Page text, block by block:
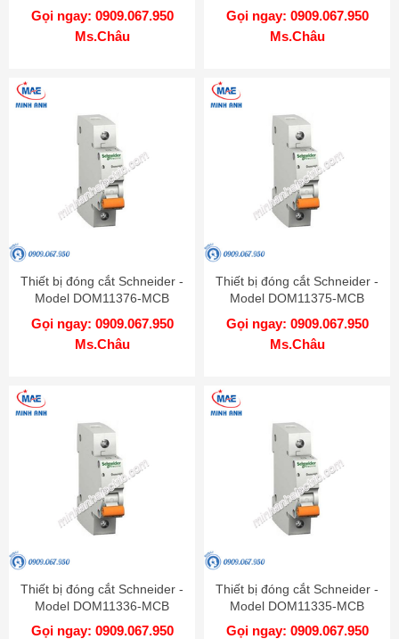
Gọi ngay: 0909.067.950
Ms.Châu
Gọi ngay: 0909.067.950
Ms.Châu
Thiết bị đóng cắt Schneider -
Model DOM11376-MCB
Gọi ngay: 0909.067.950
Ms.Châu
Thiết bị đóng cắt Schneider -
Model DOM11375-MCB
Gọi ngay: 0909.067.950
Ms.Châu
Thiết bị đóng cắt Schneider -
Model DOM11336-MCB
Gọi ngay: 0909.067.950
Thiết bị đóng cắt Schneider -
Model DOM11335-MCB
Gọi ngay: 0909.067.950